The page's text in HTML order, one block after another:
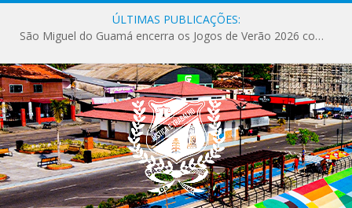
ÚLTIMAS PUBLICAÇÕES:
São Miguel do Guamá encerra os Jogos de Verão 2026 com sucesso de público e competições.